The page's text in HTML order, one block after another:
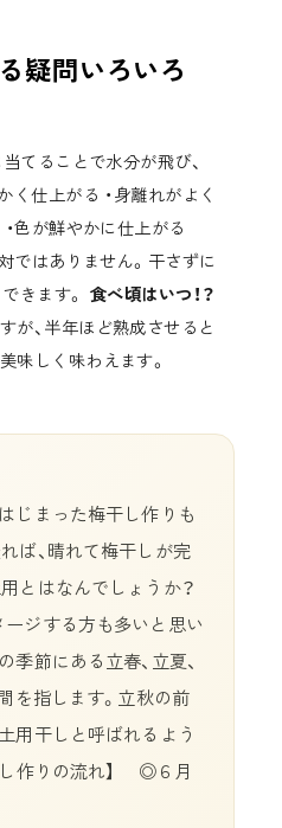
疑問いろいろ
てることで水分が飛び、
く仕上がる ・身離れがよく
色が鮮やかに仕上がる
ではありません。干さずに
できます。食べ頃はいつ！？
が、半年ほど熟成させると
味しく味わえます。
じまった梅干し作りも
ば、晴れて梅干しが完
とはなんでしょうか？
ジする方も多いと思い
季節にある立春、立夏、
を指します。立秋の前
用干しと呼ばれるよう
し作りの流れ】 ◎６月